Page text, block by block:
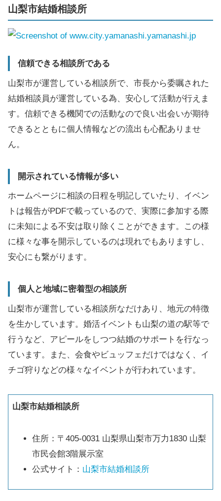
山梨市結婚相談所
信頼できる相談所である
山梨市が運営している相談所で、市長から委嘱された
結婚相談員が運営している為、安心して活動が行えま
す。信頼できる機関での活動なので良い出会いが期待
できるとともに個人情報などの流出も心配ありませ
ん。
開示されている情報が多い
ホームページに相談の日程を明記していたり、イベン
トは報告がPDFで載っているので、実際に参加する際
に未知による不安は取り除くことができます。この様
に様々な事を開示しているのは現れでもありますし、
安心にも繋がります。
個人と地域に密着型の相談所
山梨市が運営している相談所なだけあり、地元の特徴
を生かしています。婚活イベントも山梨の道の駅等で
行うなど、アピールをしつつ結婚のサポートを行なっ
ています。また、会食やビュッフェだけではなく、イ
チゴ狩りなどの様々なイベントが行われています。
山梨市結婚相談所
住所：〒405-0031 山梨県山梨市万力1830 山梨
市民会館3階展示室
公式サイト： 山梨市結婚相談所